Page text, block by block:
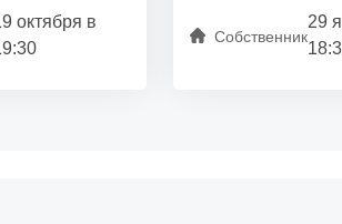
октября в
Собственник
29